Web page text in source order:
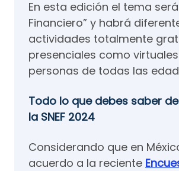
En esta edición el tema
Financiero” y habrá
actividades totalmente
presenciales como
personas de todas las
Todo lo que debes saber de
la SNEF 2024
Considerando que en
acuerdo a la reciente